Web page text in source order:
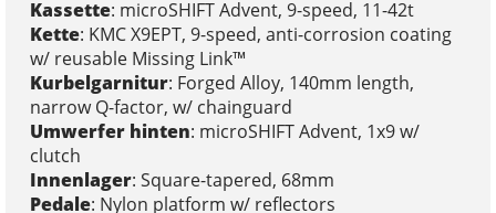
Kassette: microSHIFT Advent, 9-speed, 11-42t
Kette: KMC X9EPT, 9-speed, anti-corrosion coating
w/ reusable Missing Link™
Kurbelgarnitur: Forged Alloy, 140mm length,
narrow Q-factor, w/ chainguard
Umwerfer hinten: microSHIFT Advent, 1x9 w/
clutch
Innenlager: Square-tapered, 68mm
Pedale: Nylon platform w/ reflectors